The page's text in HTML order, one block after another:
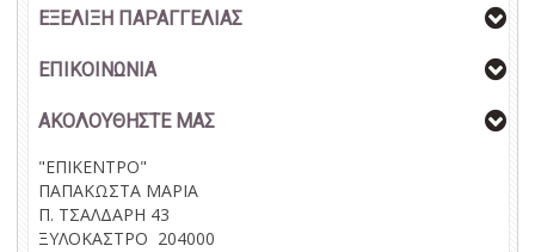
ΕΞΕΛΙΞΗ ΠΑΡΑΓΓΕΛΙΑΣ
ΕΠΙΚΟΙΝΩΝΙΑ
ΑΚΟΛΟΥΘΗΣΤΕ ΜΑΣ
"ΕΠΙΚΕΝΤΡΟ"
ΠΑΠΑΚΩΣΤΑ ΜΑΡΙΑ
Π. ΤΣΑΛΔΑΡΗ 43
ΞΥΛΟΚΑΣΤΡΟ 204000